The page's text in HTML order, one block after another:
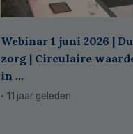
Webinar 1 juni 2026 |
zorg | Circulaire
in ...
· 11 jaar geleden